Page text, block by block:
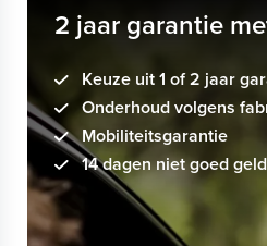
2 jaar garantie
Keuze uit 1 of 2 jaar
Onderhoud volgens
Mobiliteitsgarantie
14 dagen niet goed